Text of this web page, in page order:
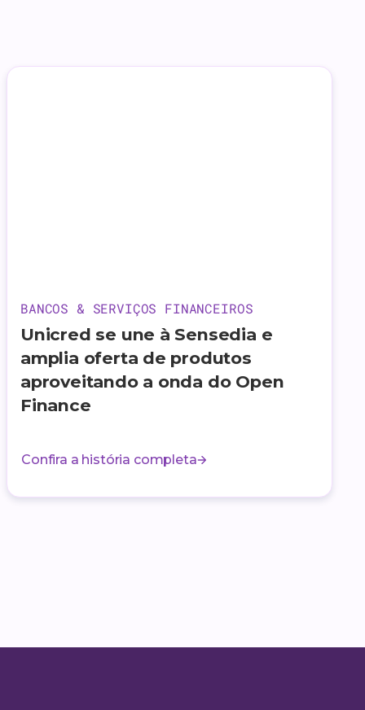
BANCOS & SERVIÇOS FINANCEIROS
Unicred se une à Sensedia e
amplia oferta de produtos
aproveitando a onda do Open
Finance
Confira a história completa